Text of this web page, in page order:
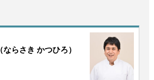
（ならさき かつひろ）